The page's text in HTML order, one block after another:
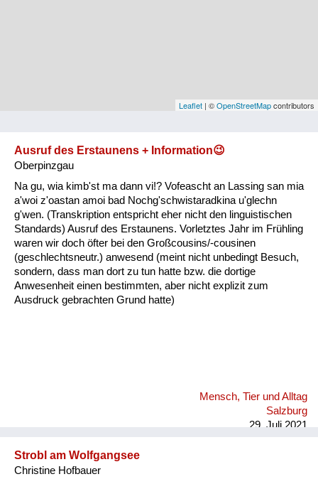
Vorarlberg
Natur und Landwirtschaft
Fluchen und Reden
Mensch, Tier und Alltag
Schmankerln und
Kulinarisches
Leaflet | ©OpenStreetMapcontributors
Ausruf des Erstaunens + Information😉
Oberpinzgau
Na gu, wia kimb'st ma dann vi!? Vofeascht an Lassing san mia
a'woi z'oastan amoi bad Nochg'schwistaradkina u'glechn
g'wen. (Transkription entspricht eher nicht den linguistischen
Standards) Ausruf des Erstaunens. Vorletztes Jahr im Frühling
waren wir doch öfter bei den Großcousins/-cousinen
(geschlechtsneutr.) anwesend (meint nicht unbedingt Besuch,
sondern, dass man dort zu tun hatte bzw. die dortige
Anwesenheit einen bestimmten, aber nicht explizit zum
Ausdruck gebrachten Grund hatte)
Mensch, Tier und Alltag
Salzburg
29. Juli 2021
Strobl am Wolfgangsee
Christine Hofbauer